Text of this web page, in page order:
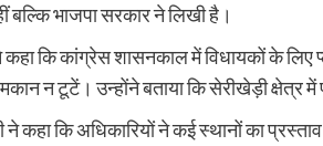
बल्कि भाजपा सरकार ने लिखी है।
कि कांग्रेस शासनकाल में विधायकों के
न टूटें। उन्होंने बताया कि सेरीखेड़ी क्षेत्र
ने कहा कि अधिकारियों ने कई स्थानों का